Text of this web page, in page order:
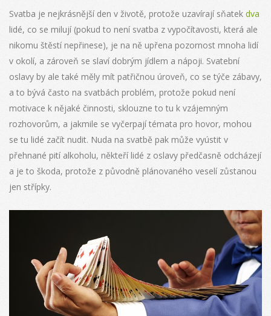
Svatba je nejkrásnější den v životě, protože uzavírají sňatek dva
lidé, co se milují (pokud to není svatba z vypočítavosti, která ale
nikomu štěstí nepřinese), je na ně upřena pozornost mnoha lidí
v okolí, a zároveň se slaví dobrým jídlem a nápoji. Svatební
oslavy by ale také měly mít patřičnou úroveň, co se týče zábavy,
a to bývá často na svatbách problém, protože pokud není
motivace k nějaké činnosti, sklouzne to tu k vzájemným
rozhovorům, a jakmile se vyčerpají témata pro hovor, mohou
se tu lidé začít nudit. Nuda na svatbě pak může vyústit v
přehnané pití alkoholu, někteří lidé z oslavy předčasně odcházejí
a je to škoda, protože z původně plánovaného veselí zůstanou
jen střípky.